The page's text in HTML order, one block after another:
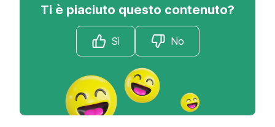
Ti è piaciuto questo contenuto?
Sì No